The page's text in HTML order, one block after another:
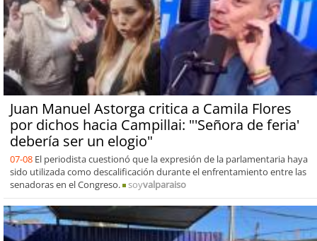
Juan Manuel Astorga critica a Camila Flores
por dichos hacia Campillai: "'Señora de feria'
debería ser un elogio"
07-08 El periodista cuestionó que la expresión de la parlamentaria haya
sido utilizada como descalificación durante el enfrentamiento entre las
senadoras en el Congreso.
soyvalparaiso